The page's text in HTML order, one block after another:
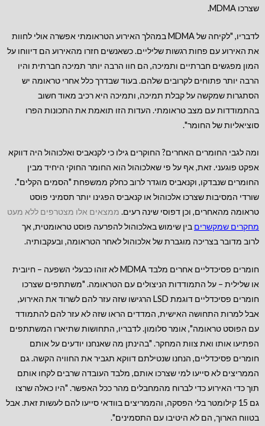
שצרכו MDMA.
לדבריו, "לקיחה של MDMA במהלך האירוע הטראומתי אפשרה אולי לחוות
את האירוע עם פחות רגשות שליליים. כשאנשים חזרו מהאירוע הם דיווחו על
המון מפגשים חברתיים ותמיכה, הם חוו הרבה יותר תמיכה חברתית והיו
הרבה יותר פתוחים לקרובים שלהם. בעוד שבדרך כלל אחרי טראומה יש
הסתגרות שמקשה על קבלת תמיכה, ותמיכה היא רכיב מאוד חשוב
בהתמודדות עם מצב טראומתי. העדות הזו תואמת את התכונות הפרו
סוציאליות של החומר".
ומה לגבי החומרים האחרים? החוקרים גילו כי לקנאביס ואלכוהול היה דווקא
אפקט פוגעני. זאת, אף על פי שאלכוהול הוא החומר החוקי היחיד מבין
החומרים שנבדקו, וקנאביס מוגדר לרוב כחלק ממשפחת "הסמים הקלים".
שורדי המסיבות שצרכו אלכוהול או קנאביס הפגינו יותר תסמיני פוסט
טראומה מהאחרים, וכן דפוסי שינה רעים. ממצאים אלו מצטרפים ללא מעט
מחקרים שמקשרים בין שימוש באלכוהול להפרעה פוסט טראומטית, אך
לרוב מדובר בצריכה מוגברת של אלכוהול לאחר הטראומה, ובעקבותיה.
חומרים פסיכדליים אחרים מלבד MDMA לא זוהו כבעלי השפעה – חיובית
או שלילית – על התמודדות הניצולים עם הטראומה. "משתתפים שצרכו
חומרים פסיכדליים דוגמת LSD הרגישו שזה עזר להם לשרוד את האירוע,
אבל למרות התחושה האישית, המדדים הראו שזה לא עזר להם להתמודד
עם הפוסט טראומה", אומר סלומון. לדבריו, התחושות שתיארו המשתתפים
הפתיעו אותו ואת צוות המחקר. "בהינתן מה שאנחנו יודעים על אותם
חומרים פסיכדליים, הנחנו שנטילתם דווקא תגביר את החוויה הקשה. גם
הממריצים לא סייעו למי שצרכו אותם, מלבד העובדה שרבים לקחו אותם
תוך כדי האירוע כדי לברוח מהמחבלים מהר ככל האפשר. "היו כאלה שרצו
גם 15 קילומטר בלי הפסקה, והממריצים בוודאי סייעו להם לעשות זאת. אבל
בטווח הארוך, הם לא היטיבו עם התסמינים".